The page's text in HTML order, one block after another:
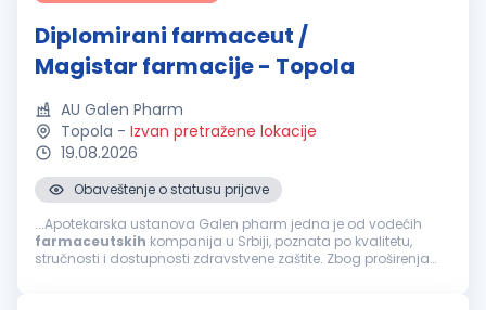
Diplomirani farmaceut /
Magistar farmacije - Topola
AU Galen Pharm
Topola - Izvan pretražene lokacije
19.08.2026
Obaveštenje o statusu prijave
...Apotekarska ustanova Galen pharm jedna je od vodećih
farmaceutskih kompanija u Srbiji, poznata po kvalitetu,
stručnosti i dostupnosti zdravstvene zaštite. Zbog proširenja